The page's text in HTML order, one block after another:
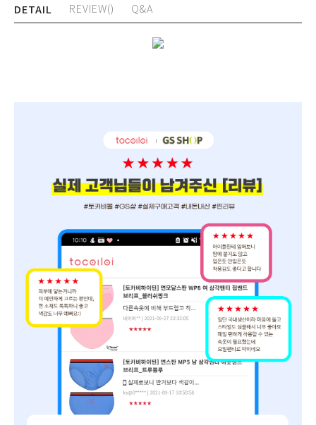
DETAIL REVIEW() Q&A